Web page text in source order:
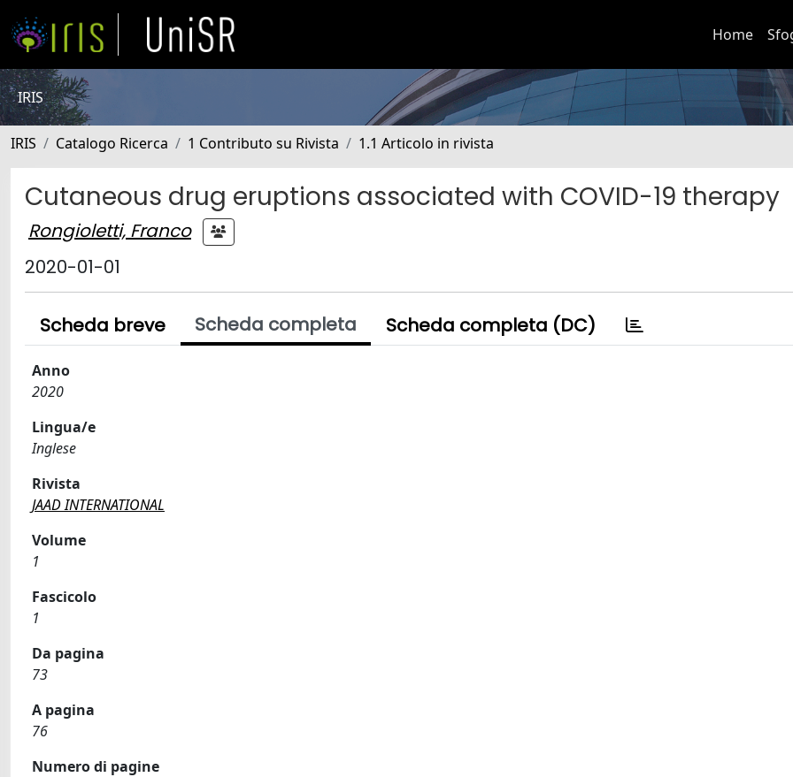
Home
IRIS
IRIS Catalogo Ricerca 1 Contributo su Rivista 1.1 Articolo in rivista
Cutaneous drug eruptions associated with COVID-19 therapy
Rongioletti, Franco
2020-01-01
Scheda breve Scheda completa Scheda completa (DC)
Anno
2020
Lingua/e
Inglese
Rivista
JAAD INTERNATIONAL
Volume
1
Fascicolo
1
Da pagina
73
A pagina
76
Numero di pagine